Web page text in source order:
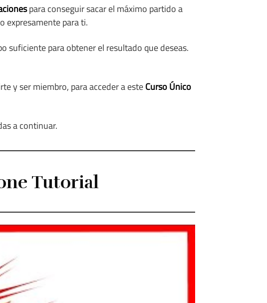
para conseguir sacar el máximo partido a
expresamente para ti.
suficiente para obtener el resultado que deseas.
y ser miembro, para acceder a esteCurso Único
a continuar.
Tutorial